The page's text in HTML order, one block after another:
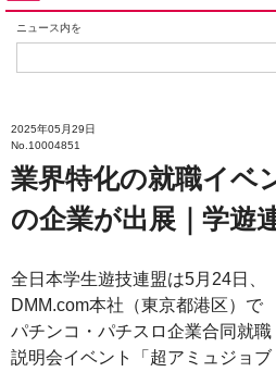
ニュース内を
2025年05月29日
No.10004851
業界特化の就職イベ
の企業が出展｜学遊
全日本学生遊技連盟は5月24日、
DMM.com本社（東京都港区）で
パチンコ・パチスロ企業合同就職
説明会イベント「超アミュジョブ